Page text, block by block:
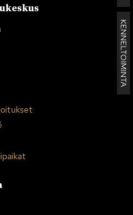
KENNELTOIMINTA